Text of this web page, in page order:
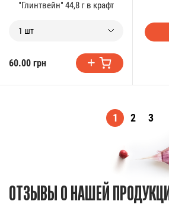
"Глинтвейн" 44,8 г в крафт
1 шт
60.00 грн
1 2 3
ОТЗЫВЫ О НАШЕЙ